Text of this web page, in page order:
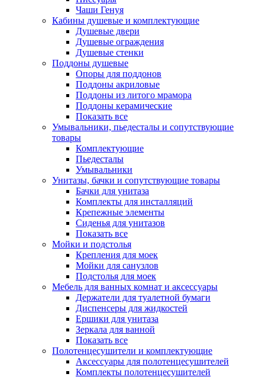
Чаши Генуя
Кабины душевые и комплектующие
Душевые двери
Душевые ограждения
Душевые стенки
Поддоны душевые
Опоры для поддонов
Поддоны акриловые
Поддоны из литого мрамора
Поддоны керамические
Показать все
Умывальники, пьедесталы и сопутствующие
товары
Комплектующие
Пьедесталы
Умывальники
Унитазы, бачки и сопутствующие товары
Бачки для унитаза
Комплекты для инсталляций
Крепежные элементы
Сиденья для унитазов
Показать все
Мойки и подстолья
Крепления для моек
Мойки для санузлов
Подстолья для моек
Мебель для ванных комнат и аксессуары
Держатели для туалетной бумаги
Диспенсеры для жидкостей
Ершики для унитаза
Зеркала для ванной
Показать все
Полотенцесушители и комплектующие
Аксессуары для полотенцесушителей
Комплекты полотенцесушителей